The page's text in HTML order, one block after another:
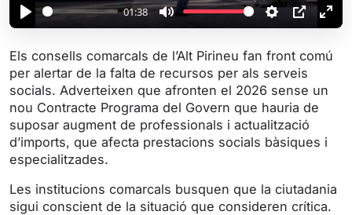
P
a
y
01:38
M
u
t
e
S
t
t
i
n
g
P
P
E
n
e
u
l
s
y
Els consells comarcals de l’Alt Pirineu fan front comú
per alertar de la falta de recursos per als serveis
socials. Adverteixen que afronten el 2026 sense un
nou Contracte Programa del Govern que hauria de
suposar augment de professionals i actualització
d’imports, que afecta prestacions socials bàsiques i
especialitzades.
Les institucions comarcals busquen que la ciutadania
sigui conscient de la situació que consideren crítica.